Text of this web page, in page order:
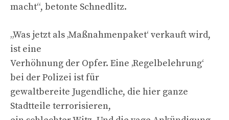
macht“, betonte Schnedlitz.
„Was jetzt als ‚Maßnahmenpaket‘ verkauft wird,
ist eine
Verhöhnung der Opfer. Eine ‚Regelbelehrung‘
bei der Polizei ist für
gewaltbereite Jugendliche, die hier ganze
Stadtteile terrorisieren,